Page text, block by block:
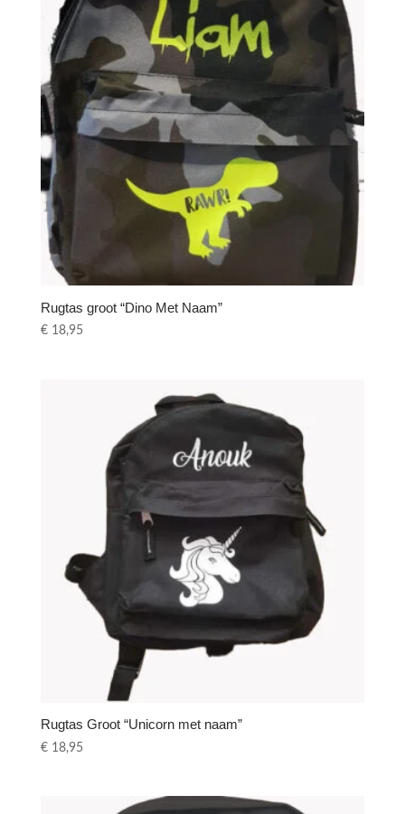
Rugtas groot “Dino Met Naam”
€18,95
Rugtas Groot “Unicorn met naam”
€18,95